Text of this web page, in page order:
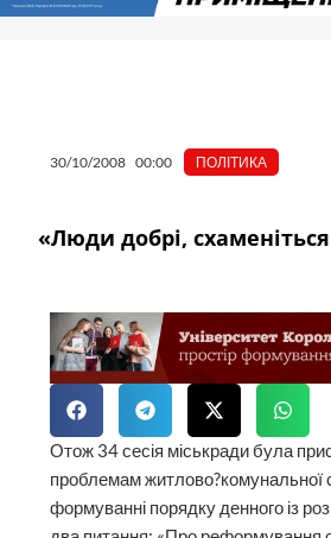
30/10/2008 00:00 ПОЛІТИКА
«Люди добрі,
Отож 34 сесія міськради була
проблемам житлово?комунальної
формуванні порядку денного із